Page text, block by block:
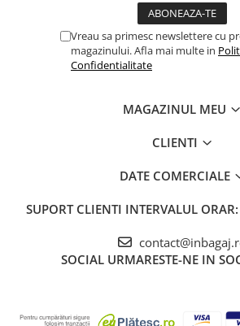
Vreau sa primesc newslettere cu
magazinului. Afla mai multe in
Confidentialitate
MAGAZINUL MEU
CLIENTI
DATE COMERCIALE
SUPORT CLIENTI INTERVALUL
SOCIAL URMARESTE-NE IN